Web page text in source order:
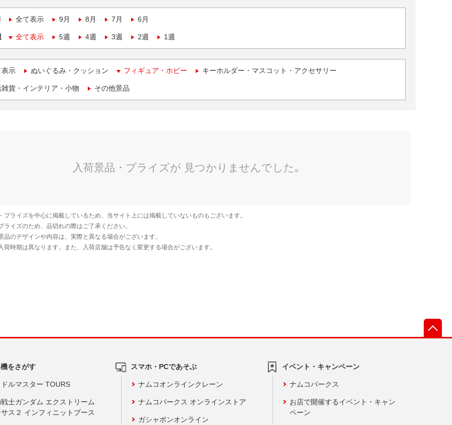
全て表示 9月 8月 7月 6月
全て表示 5週 4週 3週 2週 1週
表示 ぬいぐるみ・クッション フィギュア・ホビー キーホルダー・マスコット・アクセサリー
貨・インテリア・小物 その他景品
をさがす
ルマスター TOURS
士ガンダム エクストリーム
ス２ インフィニットブース
スマホ・PCであそぶ
ナムコオンラインクレーン
ナムコパークス オンラインストア
ガシャポンオンライン
イベント・キャンペーン
ナムコパークス
お店で開催するイベント・キャン
ペーン